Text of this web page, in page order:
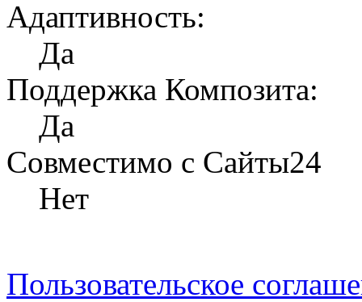
Адаптивность:
Да
Поддержка Композита:
Да
Совместимо с Сайты24
Нет
Пользовательское